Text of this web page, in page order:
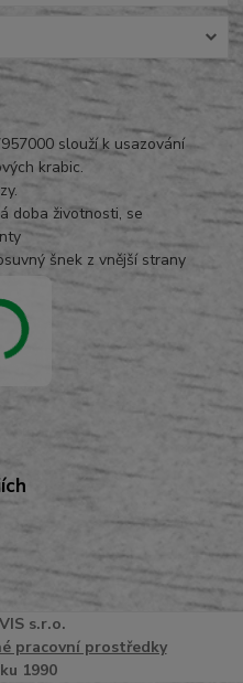
slouží k usazování
krabic.
doba životnosti, se
šnek z vnější strany
Ss.r.o.
pracovní prostředky
1990